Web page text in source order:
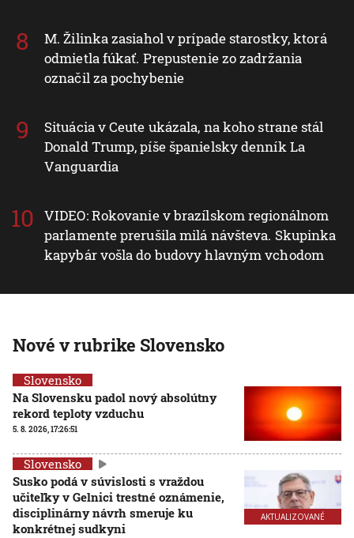
M. Žilinka zasiahol v prípade starostky, ktorá
odmietla fúkať. Prepustenie zo zadržania
označil za pochybenie
Situácia v Ceute ukázala, na koho strane stál
Donald Trump, píše španielsky denník La
Vanguardia
VIDEO: Rokovanie v brazílskom regionálnom
parlamente prerušila milá návšteva. Skupinka
kapybár vošla do budovy hlavným vchodom
Nové v rubrike Slovensko
Slovensko
Na Slovensku padol nový absolútny
rekord teploty vzduchu
5. 8. 2026, 17:26:51
AKTUALIZOVANÉ
Slovensko
Susko podá v súvislosti s vraždou
učiteľky v Gelnici trestné oznámenie,
disciplinárny návrh smeruje ku
konkrétnej sudkyni